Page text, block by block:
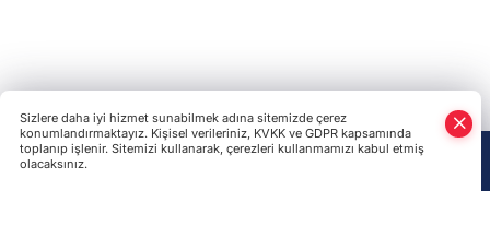
Sizlere daha iyi hizmet sunabilmek adına sitemizde çerez
konumlandırmaktayız. Kişisel verileriniz, KVKK ve GDPR kapsamında
toplanıp işlenir. Sitemizi kullanarak, çerezleri kullanmamızı kabul etmiş
olacaksınız.